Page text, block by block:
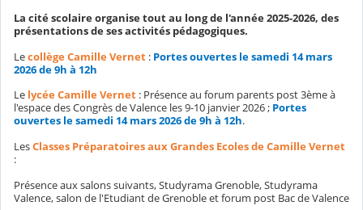
La cité scolaire organise tout au long de l'année 2025-2026, des
présentations de ses activités pédagogiques.
Lecollège Camille Vernet : Portes ouvertes le samedi 14 mars
2026 de 9h à 12h
Le lycée Camille Vernet : Présence au forum parents post 3ème à
l'espace des Congrès de Valence les 9-10 janvier 2026 ; Portes
ouvertes le samedi 14 mars 2026 de 9h à 12h.
LesClasses Préparatoires aux Grandes Ecoles de Camille Vernet
:
Présence aux salons suivants, Studyrama Grenoble, Studyrama
Valence, salon de l'Etudiant de Grenoble et forum post Bac de Valence